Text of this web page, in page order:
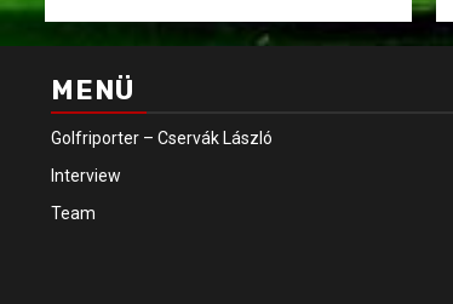
MENÜ
Golfriporter – Cservák László
Interview
Team